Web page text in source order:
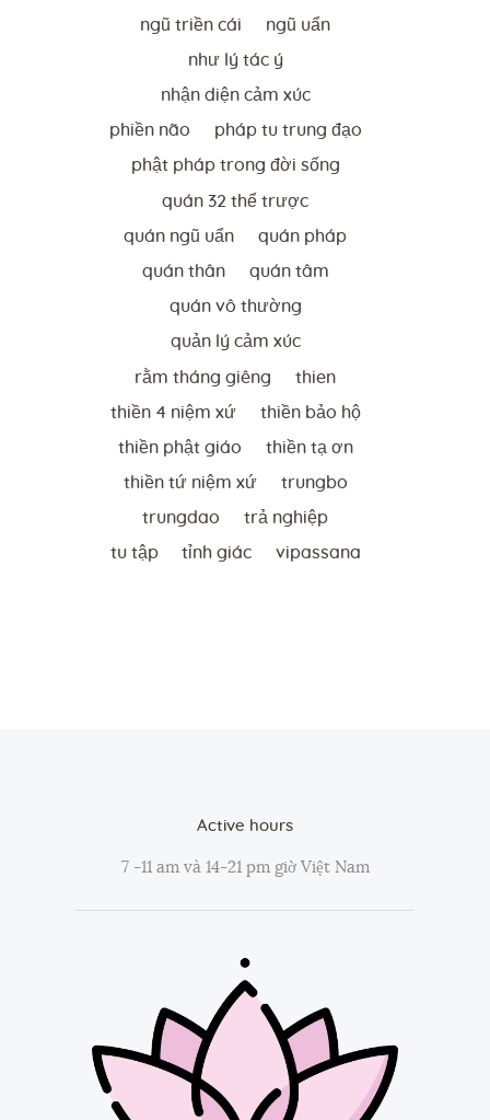
ngũ triền cái ngũ uẩn
như lý tác ý
nhận diện cảm xúc
phiền não pháp tu trung đạo
phật pháp trong đời sống
quán 32 thể trược
quán ngũ uẩn quán pháp
quán thân quán tâm
quán vô thường
quản lý cảm xúc
rằm tháng giêng thien
thiền 4 niệm xứ thiền bảo hộ
thiền phật giáo thiền tạ ơn
thiền tứ niệm xứ trungbo
trungdao trả nghiệp
tu tập tỉnh giác vipassana
Active hours
7 -11 am và 14-21 pm giờ Việt Nam